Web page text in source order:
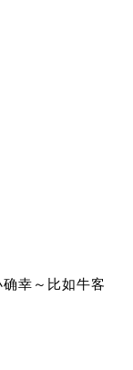
幸～比如牛客